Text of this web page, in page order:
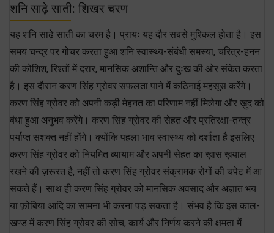
शनि साढ़े साती: शिखर चरण
यह शनि साढ़े साती का चरम है। प्रायः यह दौर सबसे मुश्किल होता है। इस
समय चन्द्र पर गोचर करता हुआ शनि स्वास्थ्य-संबंधी समस्या, चरित्र-हनन
की कोशिश, रिश्तों में दरार, मानसिक अशान्ति और दुःख की ओर संकेत करता
है। इस दौरान करण सिंह ग्रोवर सफलता पाने में कठिनाई महसूस करेंगे।
करण सिंह ग्रोवर को अपनी कड़ी मेहनत का परिणाम नहीं मिलेगा और ख़ुद को
बंधा हुआ अनुभव करेंगे। करण सिंह ग्रोवर की सेहत और प्रतिरक्षा-तन्त्र
पर्याप्त सशक्त नहीं होंगे। क्योंकि पहला भाव स्वास्थ्य को दर्शाता है इसलिए
करण सिंह ग्रोवर को नियमित व्यायाम और अपनी सेहत का ख़ास ख़याल
रखने की ज़रूरत है, नहीं तो करण सिंह ग्रोवर संक्रामक रोगों की चपेट में आ
सकते हैं। साथ ही करण सिंह ग्रोवर को मानसिक अवसाद और अज्ञात भय
या फ़ोबिया आदि का सामना भी करना पड़ सकता है। संभव है कि इस काल-
खण्ड में करण सिंह ग्रोवर की सोच, कार्य और निर्णय करने की क्षमता में